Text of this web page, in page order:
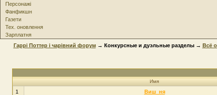
Персонажі
Фанфикшн
Газети
Тех. оновлення
Зарплатня
Гаррі Поттер і чарівний форум→ Конкурсные и дуэльные разделы→ Всё
Имя
1
Виш_ня